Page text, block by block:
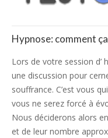
Hypnose: comment
Lors de votre session d’
une discussion pour
souffrance. C’est vous
vous ne serez forcé à
Nous déciderons alors
et de leur nombre